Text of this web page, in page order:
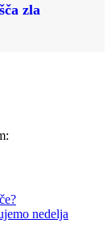
zla
nedelja